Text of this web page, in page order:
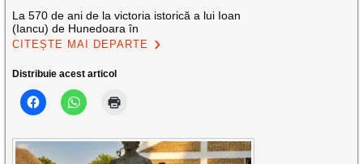
La 570 de ani de la victoria istorică a lui Ioan
(Iancu) de Hunedoara în
CITEȘTE MAI DEPARTE
Distribuie acest articol